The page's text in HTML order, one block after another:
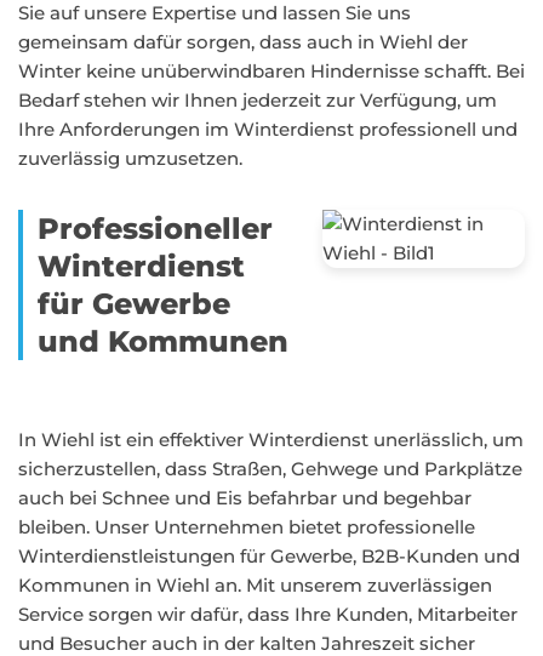
Sie auf unsere Expertise und lassen Sie uns
gemeinsam dafür sorgen, dass auch in Wiehl der
Winter keine unüberwindbaren Hindernisse schafft. Bei
Bedarf stehen wir Ihnen jederzeit zur Verfügung, um
Ihre Anforderungen im Winterdienst professionell und
zuverlässig umzusetzen.
Professioneller
Winterdienst
für Gewerbe
und Kommunen
In Wiehl ist ein effektiver Winterdienst unerlässlich, um
sicherzustellen, dass Straßen, Gehwege und Parkplätze
auch bei Schnee und Eis befahrbar und begehbar
bleiben. Unser Unternehmen bietet professionelle
Winterdienstleistungen für Gewerbe, B2B-Kunden und
Kommunen in Wiehl an. Mit unserem zuverlässigen
Service sorgen wir dafür, dass Ihre Kunden, Mitarbeiter
und Besucher auch in der kalten Jahreszeit sicher